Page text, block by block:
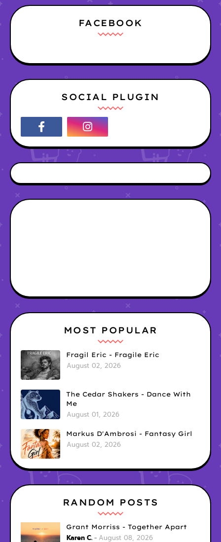
FACEBOOK
SOCIAL PLUGIN
MOST POPULAR
Fragil Eric - Fragile Eric
August 02, 2026
The Cedar Shakers - Dance With
Me
August 01, 2026
Markus D'Ambrosi - Fantasy Girl
August 02, 2026
RANDOM POSTS
Grant Morriss - Together Apart
Karen C. August 08, 2026